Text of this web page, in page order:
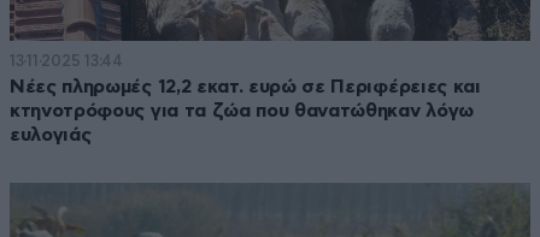
13·11·2025 13:44
Νέες πληρωμές 12,2 εκατ. ευρώ σε Περιφέρειες και
κτηνοτρόφους για τα ζώα που θανατώθηκαν λόγω
ευλογιάς